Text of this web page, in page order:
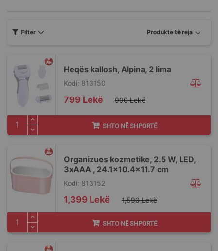
Heqës kallosh, Alpina, 2 lima
Kodi: 813150
Special
Price
799 Lekë 990 Lekë
SHTO NË SHPORTË
Organizues kozmetike, 2.5 W, LED,
3xAAA , 24.1x10.4x11.7 cm
Kodi: 813152
Special
Price
1,399 Lekë 1,590 Lekë
SHTO NË SHPORTË
Filter